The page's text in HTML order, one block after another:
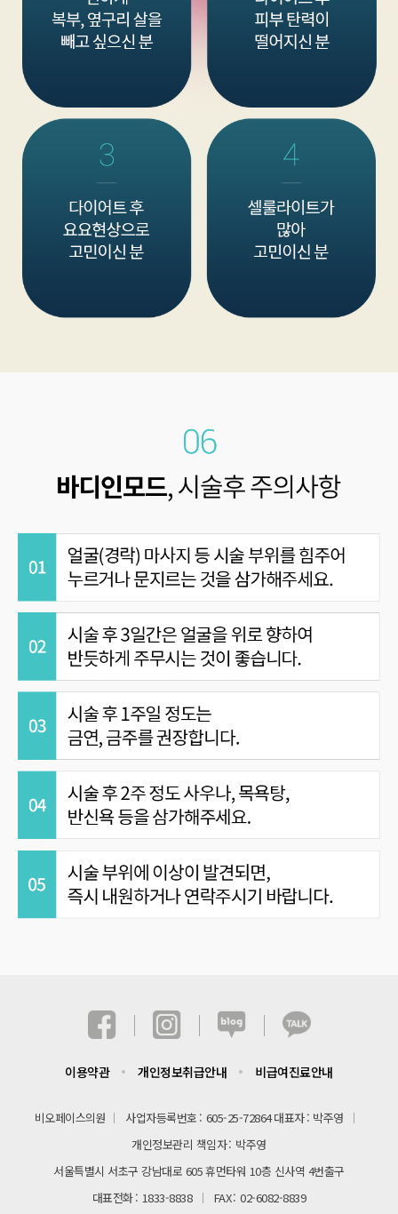
이용약관 개인정보취급안내 비급여진료안내
비오페이스의원 사업자등록번호 605-25-72864대표자 박주영
개인정보관리 책임자 박주영
서울특별시 서초구 강남대로 605 휴먼타워 10층 신사역 4번출구
대표전화 1833-8838 FAX 02-6082-8839